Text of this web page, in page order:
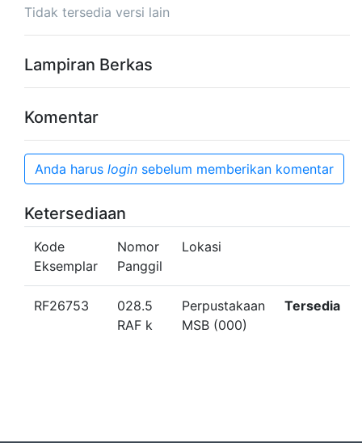
Tidak tersedia versi lain
Lampiran Berkas
Komentar
Anda harus login sebelum memberikan komentar
Ketersediaan
Kode
Eksemplar
Nomor
Panggil
Lokasi
RF26753
028.5
RAF k
Perpustakaan
MSB (000)
Tersedia